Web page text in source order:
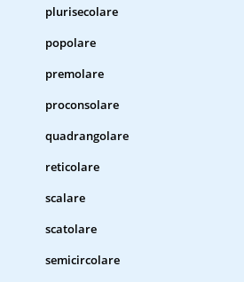
plurisecolare
popolare
premolare
proconsolare
quadrangolare
reticolare
scalare
scatolare
semicircolare